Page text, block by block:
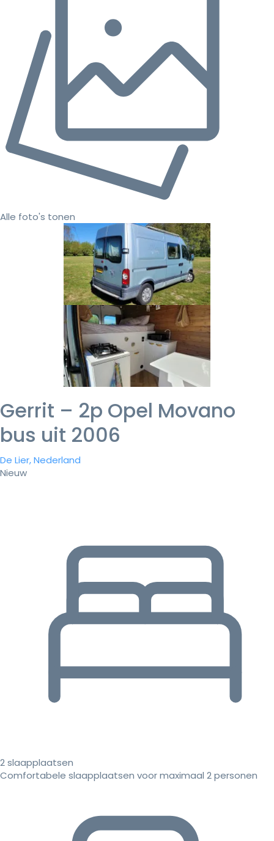
Alle foto's tonen
Gerrit – 2p Opel Movano
bus uit 2006
De Lier, Nederland
Nieuw
2 slaapplaatsen
Comfortabele slaapplaatsen voor maximaal 2 personen